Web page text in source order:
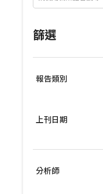
篩選
報告類別
亞洲供應鏈
寬頻與無線
上刊日期
分析師